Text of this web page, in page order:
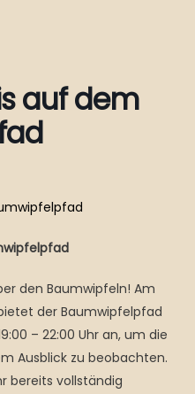
auf dem
den Baumwipfeln! Am
der Baumwipfelpfad
– 22:00 Uhr an, um die
Ausblick zu beobachten.
bereits vollständig